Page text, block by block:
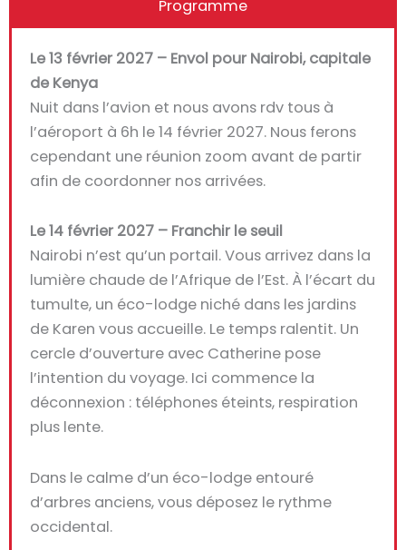
Programme
Le 13 février 2027 – Envol pour Nairobi, capitale
de Kenya
Nuit dans l’avion et nous avons rdv tous à
l’aéroport à 6h le 14 février 2027. Nous ferons
cependant une réunion zoom avant de partir
afin de coordonner nos arrivées.
Le 14 février 2027 – Franchir le seuil
Nairobi n’est qu’un portail. Vous arrivez dans la
lumière chaude de l’Afrique de l’Est. À l’écart du
tumulte, un éco-lodge niché dans les jardins
de Karen vous accueille. Le temps ralentit. Un
cercle d’ouverture avec Catherine pose
l’intention du voyage. Ici commence la
déconnexion : téléphones éteints, respiration
plus lente.
Dans le calme d’un éco-lodge entouré
d’arbres anciens, vous déposez le rythme
occidental.